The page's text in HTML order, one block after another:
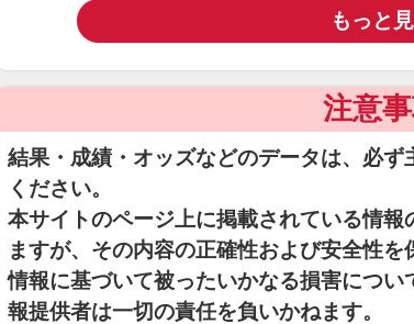
もっと
注意
結果・成績・オッズなどのデータは、必
ください。
本サイトのページ上に掲載されている情報
ますが、その内容の正確性および安全性
情報に基づいて被ったいかなる損害につ
報提供者は一切の責任を負いかねます。